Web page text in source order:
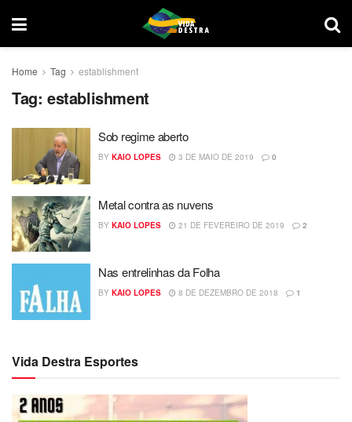
Home Tag establishment
Tag: establishment
Sob regime aberto
BY KAIO LOPES 3 DE MAIO DE 2019 0
Metal contra as nuvens
BY KAIO LOPES 21 DE FEVEREIRO DE 2019 2
Nas entrelinhas da Folha
BY KAIO LOPES 8 DE DEZEMBRO DE 2018 1
Vida Destra Esportes